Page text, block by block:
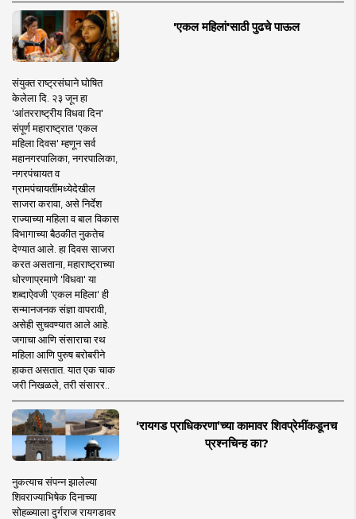
'एकल महिलां'साठी पुढचे पाऊल
संयुक्त राष्ट्रसंघाने घोषित
केलेला दि. २३ जून हा
'आंतरराष्ट्रीय विधवा दिन'
संपूर्ण महाराष्ट्रात 'एकल
महिला दिवस' म्हणून सर्व
महानगरपालिका, नगरपालिका,
नगरपंचायत व
ग्रामपंचायतींमध्येदेखील
साजरा करावा, असे निर्देश
राज्याच्या महिला व बाल विकास
विभागाच्या बैठकीत नुकतेच
देण्यात आले. हा दिवस साजरा
करत असताना, महाराष्ट्राच्या
धोरणाप्रमाणे 'विधवा' या
शब्दाऐवजी 'एकल महिला' ही
सन्मानजनक संज्ञा वापरावी,
असेही सुचवण्यात आले आहे.
जगाचा आणि संसाराचा रथ
महिला आणि पुरुष बरोबरीने
हाकत असतात. यात एक चाक
जरी निखळले, तरी संसारर..
‘रायगड प्राधिकरणा’च्या कामावर शिवप्रेमींकडूनच
प्रश्नचिन्ह का?
नुकत्याच संपन्न झालेल्या
शिवराज्याभिषेक दिनाच्या
सोहळ्याला दुर्गराज रायगडावर